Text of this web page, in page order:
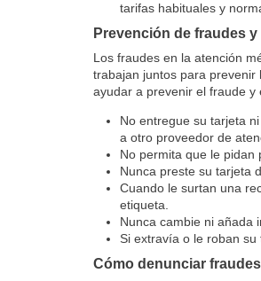
tarifas habituales y
Prevención de fraudes
Los fraudes en la atención
trabajan juntos para prevenir
ayudar a prevenir el fraude y
No entregue su tarjeta
a otro proveedor de
No permita que le pidan
Nunca preste su tarjeta
Cuando le surtan una
etiqueta.
Nunca cambie ni añada
Si extravía o le roban
Cómo denunciar